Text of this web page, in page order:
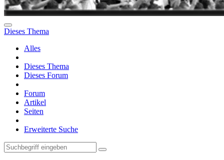
Dieses Thema
Alles
Dieses Thema
Dieses Forum
Forum
Artikel
Seiten
Erweiterte Suche